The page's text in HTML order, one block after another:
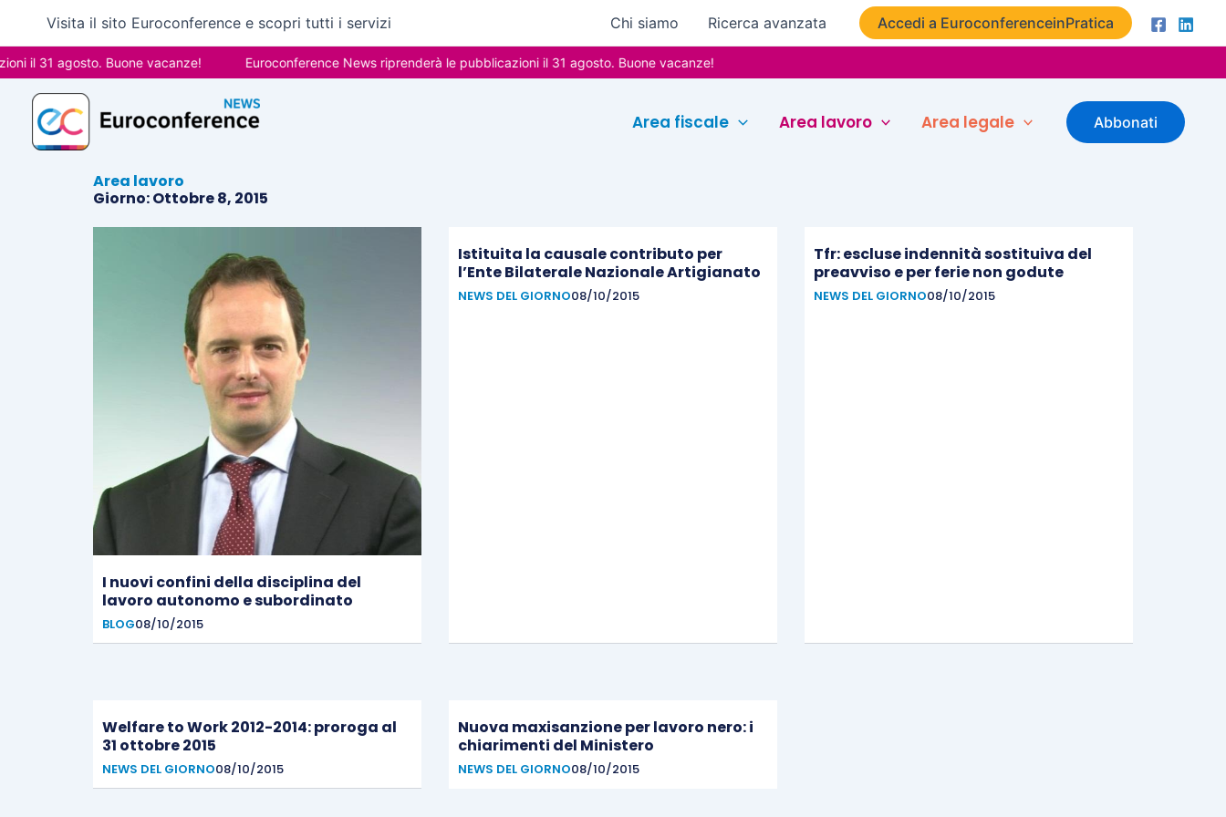
contenuto
Visita il sito Euroconference e scopri tutti i servizi Chi siamo Ricerca avanzata Accedi a EuroconferenceinPratica
il 31 agosto. Buone vacanze! Euroconference News riprenderà le pubblicazioni il 31 agosto. Buone vacanze!
Area fiscale Area lavoro Area legale Abbonati
Area lavoro
Giorno: Ottobre 8, 2015
I nuovi confini della disciplina del
lavoro autonomo e subordinato
BLOG08/10/2015
Istituita la causale contributo per
l’Ente Bilaterale Nazionale Artigianato
NEWS DEL GIORNO08/10/2015
Tfr: escluse indennità sostituiva del
preavviso e per ferie non godute
NEWS DEL GIORNO08/10/2015
Welfare to Work 2012-2014: proroga al
31 ottobre 2015
NEWS DEL GIORNO08/10/2015
Nuova maxisanzione per lavoro nero: i
chiarimenti del Ministero
NEWS DEL GIORNO08/10/2015